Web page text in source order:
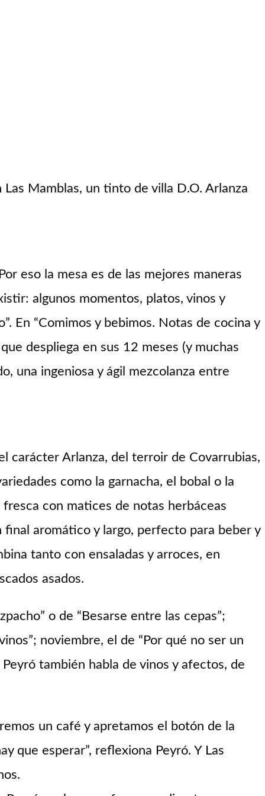
Mamblas, un tinto de villa D.O. Arlanza
eso la mesa es de las mejores maneras
algunos momentos, platos, vinos y
En “Comimos y bebimos. Notas de cocina y
despliega en sus 12 meses (y muchas
una ingeniosa y ágil mezcolanza entre
carácter Arlanza, del terroir de Covarrubias,
como la garnacha, el bobal o la
con matices de notas herbáceas
final aromático y largo, perfecto para beber y
tanto con ensaladas y arroces, en
asados.
o de “Besarse entre las cepas”;
noviembre, el de “Por qué no ser un
también habla de vinos y afectos, de
un café y apretamos el botón de la
que esperar”, reflexiona Peyró. Y Las